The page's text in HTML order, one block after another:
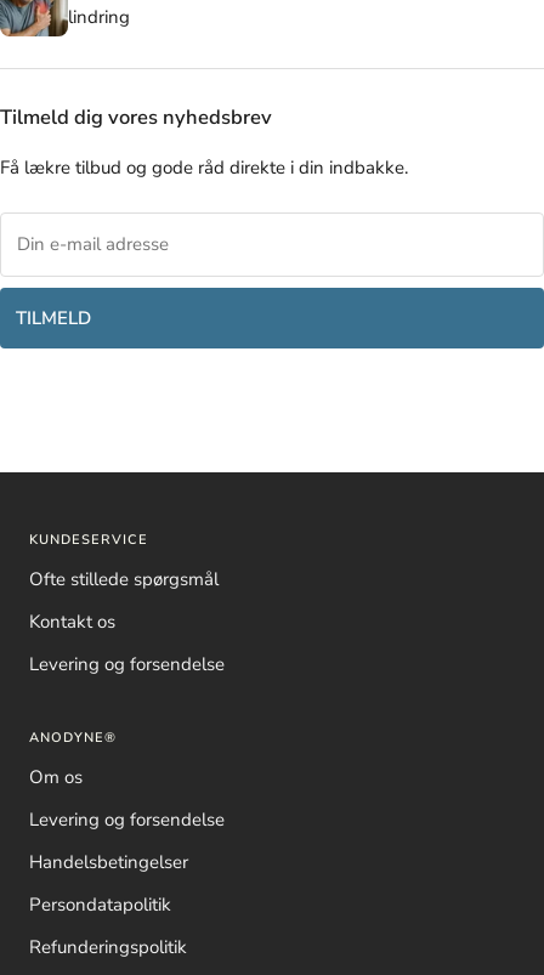
lindring
Tilmeld dig vores nyhedsbrev
Få lækre tilbud og gode råd direkte i din indbakke.
TILMELD
KUNDESERVICE
Ofte stillede spørgsmål
Kontakt os
Levering og forsendelse
ANODYNE®
Om os
Levering og forsendelse
Handelsbetingelser
Persondatapolitik
Refunderingspolitik